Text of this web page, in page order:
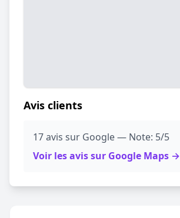
Avis clients
17 avis sur Google — Note: 5/5
Voir les avis sur Google Maps →